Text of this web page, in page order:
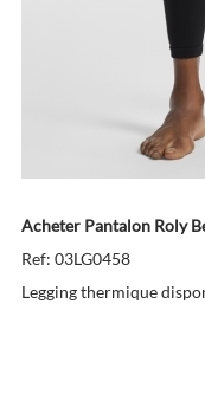
Acheter Pantalon Roly
Ref: 03LG0458
Legging thermique